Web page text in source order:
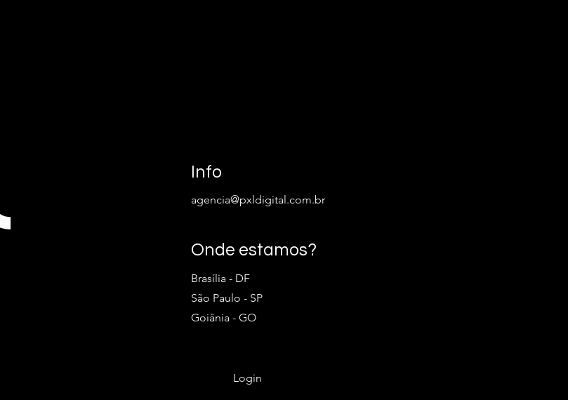
Info
agencia@pxldigital.com.br
Onde estamos?
Brasília - DF
São Paulo - SP
Goiânia - GO
Login